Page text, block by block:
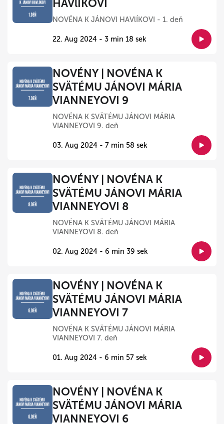
HAVlÍKOVI
NOVÉNA K JÁNOVI HAVlÍKOVI - 1. deň
22. Aug 2024 - 3 min 18 sek
NOVÉNY | NOVÉNA K
SVÄTÉMU JÁNOVI MÁRIA
VIANNEYOVI 9
NOVÉNA K SVÄTÉMU JÁNOVI MÁRIA
VIANNEYOVI 9. deň
03. Aug 2024 - 7 min 58 sek
NOVÉNY | NOVÉNA K
SVÄTÉMU JÁNOVI MÁRIA
VIANNEYOVI 8
NOVÉNA K SVÄTÉMU JÁNOVI MÁRIA
VIANNEYOVI 8. deň
02. Aug 2024 - 6 min 39 sek
NOVÉNY | NOVÉNA K
SVÄTÉMU JÁNOVI MÁRIA
VIANNEYOVI 7
NOVÉNA K SVÄTÉMU JÁNOVI MÁRIA
VIANNEYOVI 7. deň
01. Aug 2024 - 6 min 57 sek
NOVÉNY | NOVÉNA K
SVÄTÉMU JÁNOVI MÁRIA
VIANNEYOVI 6